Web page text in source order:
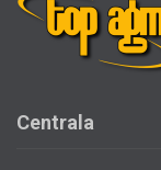
Centrala